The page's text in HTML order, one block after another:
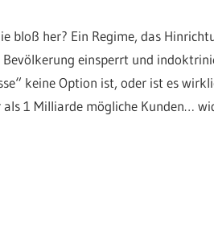
bloß her? Ein Regime, das
einsperrt und
keine Option ist, oder ist es
1 Milliarde mögliche Kunden…